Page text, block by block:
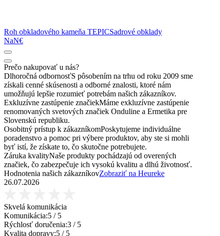
Roh obkladového kameňa TEPICSadrové obklady
NaN€
Prečo nakupovať u nás?
Dlhoročná odbornosťS pôsobením na trhu od roku 2009 sme
získali cenné skúsenosti a odborné znalosti, ktoré nám
umožňujú lepšie rozumieť potrebám našich zákazníkov.
Exkluzívne zastúpenie značiekMáme exkluzívne zastúpenie
renomovaných svetových značiek Onduline a Ermetika pre
Slovenskú republiku.
Osobitný prístup k zákazníkomPoskytujeme individuálne
poradenstvo a pomoc pri výbere produktov, aby ste si mohli
byť istí, že získate to, čo skutočne potrebujete.
Záruka kvalityNaše produkty pochádzajú od overených
značiek, čo zabezpečuje ich vysokú kvalitu a dlhú životnosť.
Hodnotenia našich zákazníkovZobraziť na Heureke
26.07.2026
Skvelá komunikácia
Komunikácia:5 / 5
Rýchlosť doručenia:3 / 5
Kvalita dopravy:5 / 5